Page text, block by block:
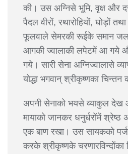
की। उस अग्निसे भूमि, वृक्ष और
पैदल वीरों, रथारोहियों, घोड़ों
फूलवाले सेमरकी रूईके समान
आगकी ज्वालाकी लपेटमें आ गये
गये। सारी सेना अग्निज्वालासे
योद्धा भगवान् श्रीकृष्णका
अपनी सेनाको भयसे व्याकुल देख
मायाको जानकर धनुर्धरोंमें
एक बाण रखा। उस सायकको
करके श्रीकृष्णके